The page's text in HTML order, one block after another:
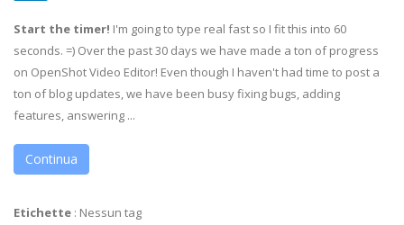
Start the timer! I'm going to type real fast so I fit this into 60
seconds. =) Over the past 30 days we have made a ton of progress
on OpenShot Video Editor! Even though I haven't had time to post a
ton of blog updates, we have been busy fixing bugs, adding
features, answering ...
Continua
Etichette : Nessun tag